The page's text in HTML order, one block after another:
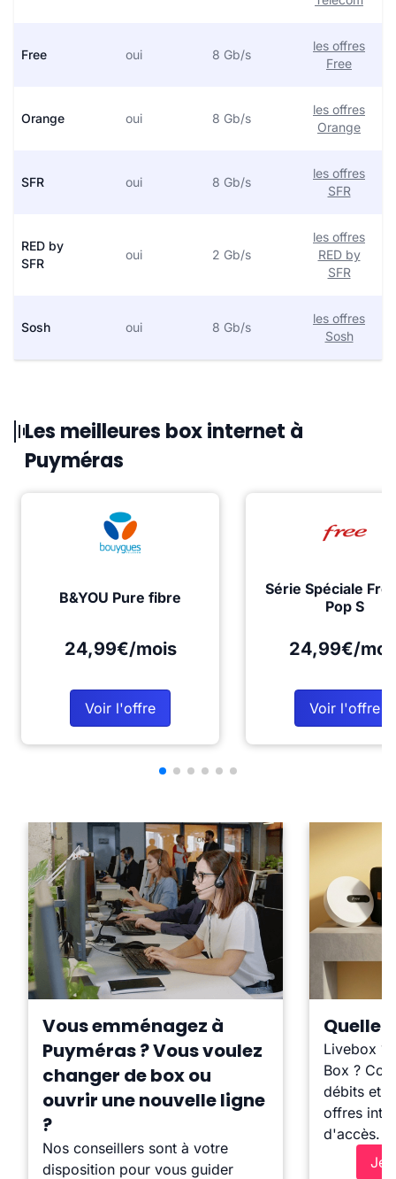
Free oui 8 Gb/s
les offres
Free
Orange oui 8 Gb/s
les offres
Orange
SFR oui 8 Gb/s
les offres
SFR
RED by
SFR
oui 2 Gb/s
les offres
RED by
SFR
Sosh oui 8 Gb/s
les offres
Sosh
Les meilleures box internet à
Puyméras
B&YOU Pure fibre
24,99€/mois
Voir l'offre
Série Spéciale
Pop S
24,99€/
Voir l'offre
Vous emménagez à
Puyméras ? Vous voulez
changer de box ou
ouvrir une nouvelle ligne
?
Nos conseillers sont à votre
disposition pour vous guider
Quelle
Livebox ?
Box ?
débits et
offres
d'accès.
Je